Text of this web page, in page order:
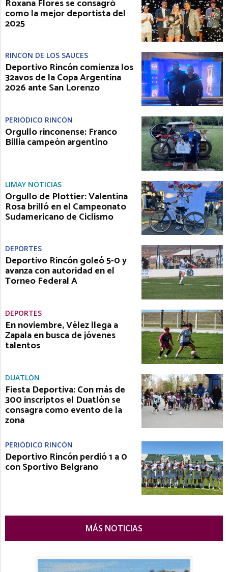
Roxana Flores se consagró
como la mejor deportista del
2025
RINCÓN DE LOS SAUCES
Deportivo Rincón comienza los
32avos de la Copa Argentina
2026 ante San Lorenzo
PERIÓDICO RINCÓN
Orgullo rinconense: Franco
Billia campeón argentino
LIMAY NOTICIAS
Orgullo de Plottier: Valentina
Rosa brilló en el Campeonato
Sudamericano de Ciclismo
DEPORTES
Deportivo Rincón goleó 5-0 y
avanza con autoridad en el
Torneo Federal A
DEPORTES
En noviembre, Vélez llega a
Zapala en busca de jóvenes
talentos
DUATLÓN
Fiesta Deportiva: Con más de
300 inscriptos el Duatlón se
consagra como evento de la
zona
PERIÓDICO RINCÓN
Deportivo Rincón perdió 1 a 0
con Sportivo Belgrano
MÁS NOTICIAS